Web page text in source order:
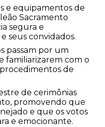
e equipamentos de
Sacramento
segura e
seus convidados.
passam por um
familiarizarem com o
de
de cerimônias
promovendo que
e que os votos
e emocionante.